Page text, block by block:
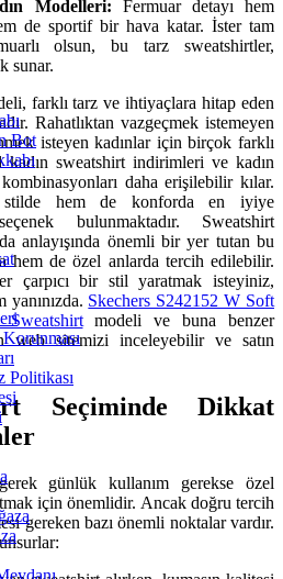
Modelleri: Fermuar detayı hem
de sportif bir hava katar. İster tam
olsun, bu tarz sweatshirtler,
sunar.
farklı tarz ve ihtiyaçlara hitap eden
Rahatlıktan vazgeçmek istemeyen
isteyen kadınlar için birçok farklı
kadın sweatshirt indirimleri ve kadın
daha erişilebilir kılar.
stilde hem de konforda en iyiye
bulunmaktadır. Sweatshirt
anlayışında önemli bir yer tutan bu
hem de özel anlarda tercih edilebilir.
çarpıcı bir stil yaratmak isteyiniz,
Skechers S242152 W Soft
modeli ve buna benzer
web sitemizi inceleyebilir ve satın
Seçiminde Dikkat
günlük kullanım gerekse özel
için önemlidir. Ancak doğru tercih
gereken bazı önemli noktalar vardır.
Bot
Politikası